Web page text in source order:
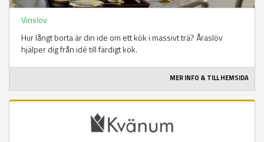
Vinslöv
Hur långt borta är din ide om ett kök i massivt trä? Åraslöv
hjälper dig från idé till färdigt kök.
MER INFO & TILL HEMSIDA